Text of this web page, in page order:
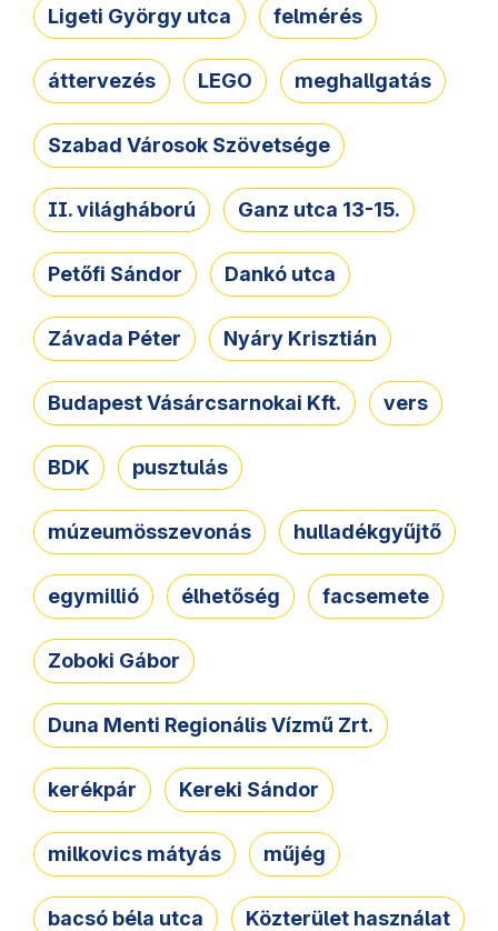
Ligeti György utca felmérés
áttervezés LEGO meghallgatás
Szabad Városok Szövetsége
II. világháború Ganz utca 13-15.
Petőfi Sándor Dankó utca
Závada Péter Nyáry Krisztián
Budapest Vásárcsarnokai Kft. vers
BDK pusztulás
múzeumösszevonás hulladékgyűjtő
egymillió élhetőség facsemete
Zoboki Gábor
Duna Menti Regionális Vízmű Zrt.
kerékpár Kereki Sándor
milkovics mátyás műjég
bacsó béla utca Közterület használat